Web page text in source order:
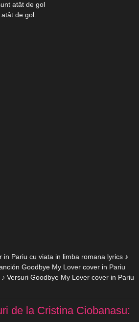
atât de gol
de gol.
in Pariu cu viata in limba romana lyrics ♪
Goodbye My Lover cover in Pariu
Versuri Goodbye My Lover cover in Pariu
de la Cristina Ciobanasu: